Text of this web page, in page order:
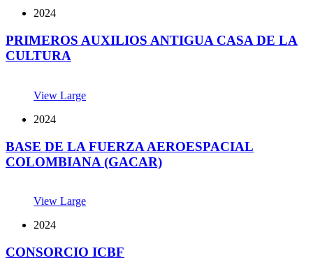
2024
PRIMEROS AUXILIOS ANTIGUA CASA DE LA
CULTURA
View Large
2024
BASE DE LA FUERZA AEROESPACIAL
COLOMBIANA (GACAR)
View Large
2024
CONSORCIO ICBF